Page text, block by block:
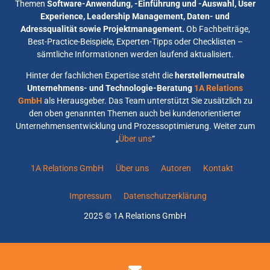
Themen Software-Anwendung, -Einführung und -Auswahl, User
Experience, Leadership Management, Daten- und
Adressqualität sowie Projektmanagement. Ob Fachbeiträge,
Best-Practice-Beispiele, Experten-Tipps oder Checklisten –
sämtliche Informationen werden laufend aktualisiert.
Hinter der fachlichen Expertise steht die herstellerneutrale
Unternehmens- und Technologie-Beratung 1A Relations
GmbH als Herausgeber. Das Team unterstützt Sie zusätzlich zu
den oben genannten Themen auch bei kundenorientierter
Unternehmensentwicklung und Prozessoptimierung. Weiter zum
„Über uns“
1A Relations GmbH Über uns Autoren Kontakt
Impressum Datenschutzerklärung
2025 © 1A Relations GmbH